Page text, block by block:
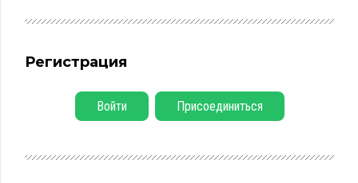
Регистрация
Войти Присоединиться